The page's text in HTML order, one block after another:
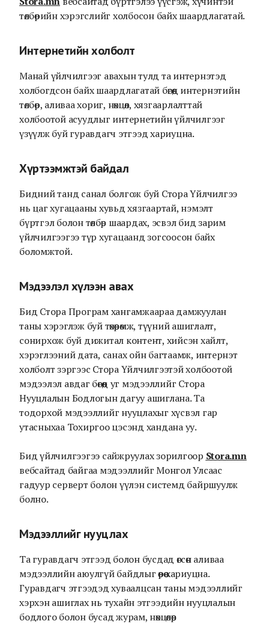
төлбөрийн хэрэгслийг холбосон байх шаардлагатай.
Интернетийн холболт
Манай үйлчилгээг авахын тулд та интернэтэд
холбогдсон байх шаардлагатай бөгөөд интернэтийн
төлбөр, аливаа хориг, нөхцөл, хязгаарлалттай
холбоотой асуудлыг интернетийн үйлчилгээг
үзүүлж буй гуравдагч этгээд хариуцна.
Хүртээмжтэй байдал
Бидний танд санал болгож буй Стора Үйлчилгээ
нь цаг хугацааны хувьд хязгаартай, нэмэлт
бүртгэл болон төлбөр шаардах, эсвэл бид зарим
үйлчилгээгээ түр хугацаанд зогсоосон байх
боломжтой.
Мэдээлэл хүлээн авах
Бид Стора Програм хангамжаараа дамжуулан
таны хэрэглэж буй төхөөрөмж, түүний ашиглалт,
сонирхож буй дижитал контент, хийсэн хайлт,
хэрэглээний дата, санах ойн багтаамж, интернэт
холболт зэргээс Стора Үйлчилгээтэй холбоотой
мэдээлэл авдаг бөгөөд уг мэдээллийг Стора
Нууцлалын Бодлогын дагуу ашиглана. Та
тодорхой мэдээллийг нууцлахыг хүсвэл гар
утасныхаа Тохиргоо цэсэнд хандана уу.
Бид үйлчилгээгээ сайжруулах зорилгоор Stora.mn
вебсайтад байгаа мэдээллийг Монгол Улсаас
гадуур серверт болон үүлэн системд байршуулж
болно.
Мэдээллийг нууцлах
Та гуравдагч этгээд болон бусдад өгсөн аливаа
мэдээллийн аюулгүй байдлыг өөрөө хариуцна.
Гуравдагч этгээдэд хуваалцсан таны мэдээллийг
хэрхэн ашиглах нь тухайн этгээдийн нууцлалын
бодлого болон бусад журам, нөхцөлөөр